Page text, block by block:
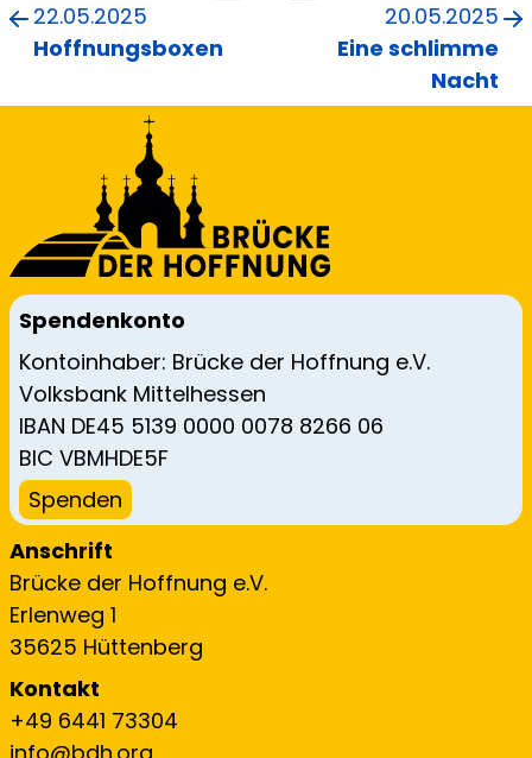
22.05.2025
Hoffnungsboxen
20.05.2025
Eine schlimme
Nacht
Spendenkonto
Kontoinhaber: Brücke der Hoffnung e.V.
Volksbank Mittelhessen
IBAN DE45 5139 0000 0078 8266 06
BIC VBMHDE5F
Spenden
Anschrift
Brücke der Hoffnung e.V.
Erlenweg 1
35625 Hüttenberg
Kontakt
+49 6441 73304